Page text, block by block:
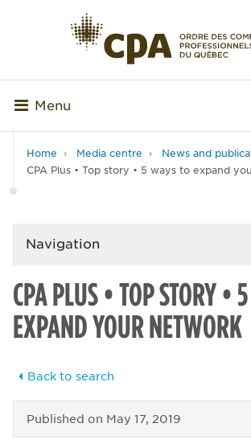
Menu
Home Media centre
News and
CPA Plus • Top story • 5 ways to expand
Navigation
CPA PLUS • TOP STORY •
EXPAND YOUR NETWORK
Back to search
Published on May 17, 2019